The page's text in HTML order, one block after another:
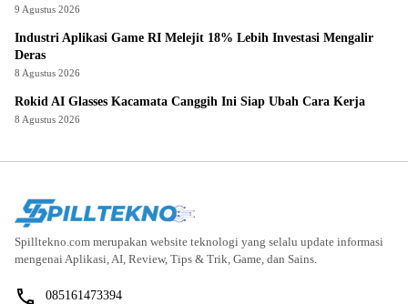
9 Agustus 2026
Industri Aplikasi Game RI Melejit 18% Lebih Investasi Mengalir
Deras
8 Agustus 2026
Rokid AI Glasses Kacamata Canggih Ini Siap Ubah Cara Kerja
8 Agustus 2026
Spilltekno.com merupakan website teknologi yang selalu update informasi
mengenai Aplikasi, AI, Review, Tips & Trik, Game, dan Sains.
085161473394